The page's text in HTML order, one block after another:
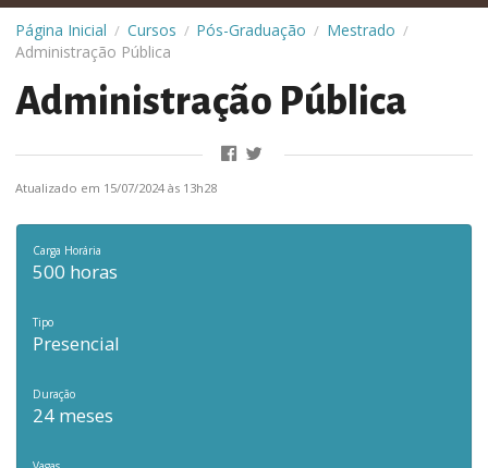
Página Inicial / Cursos / Pós-Graduação / Mestrado /
Administração Pública
Administração Pública
Atualizado em 15/07/2024 às 13h28
Carga Horária
500 horas
Tipo
Presencial
Duração
24 meses